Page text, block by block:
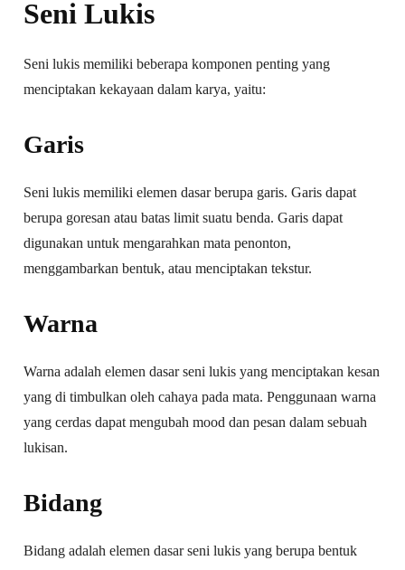
Seni Lukis
Seni lukis memiliki beberapa komponen penting yang
menciptakan kekayaan dalam karya, yaitu:
Garis
Seni lukis memiliki elemen dasar berupa garis. Garis dapat
berupa goresan atau batas limit suatu benda. Garis dapat
digunakan untuk mengarahkan mata penonton,
menggambarkan bentuk, atau menciptakan tekstur.
Warna
Warna adalah elemen dasar seni lukis yang menciptakan kesan
yang di timbulkan oleh cahaya pada mata. Penggunaan warna
yang cerdas dapat mengubah mood dan pesan dalam sebuah
lukisan.
Bidang
Bidang adalah elemen dasar seni lukis yang berupa bentuk